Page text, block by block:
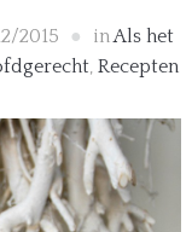
2015 inAls het
, Recepten